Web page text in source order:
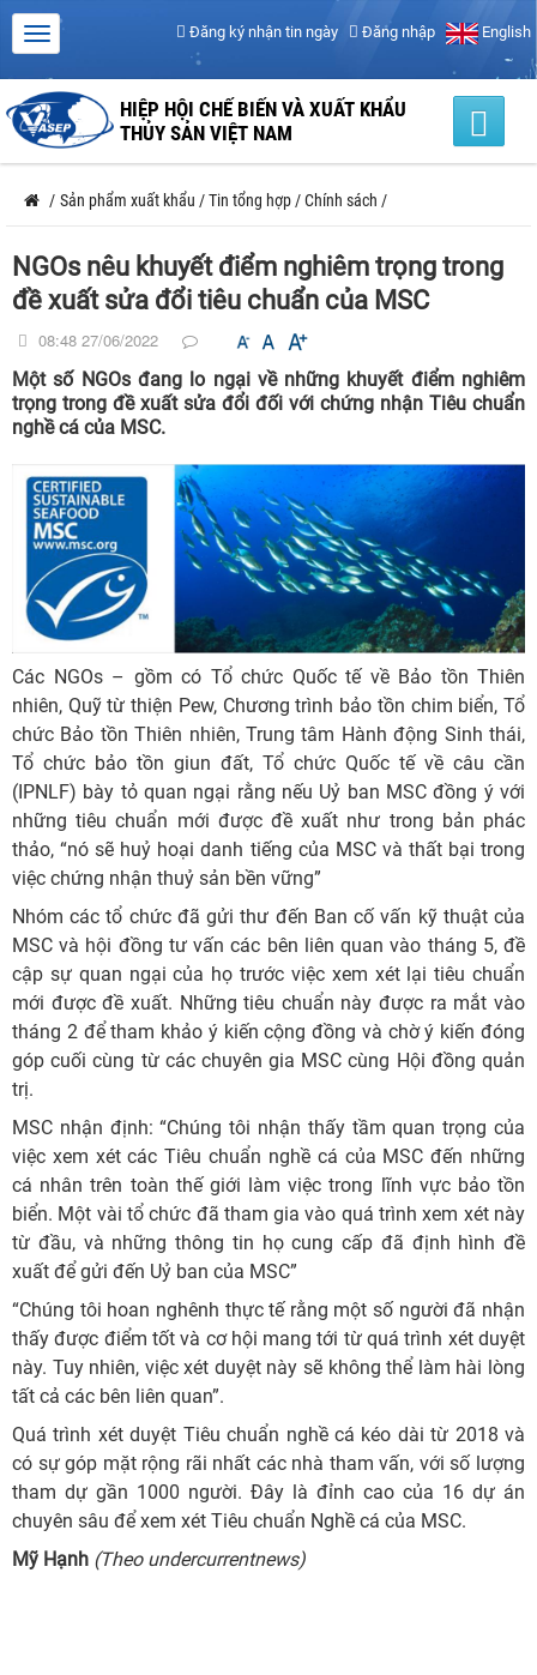
Đăng ký nhận tin ngày Đăng nhập English
HIỆP HỘI CHẾ BIẾN VÀ XUẤT KHẨU
THỦY SẢN VIỆT NAM
/ Sản phẩm xuất khẩu /Tin tổng hợp /Chính sách /
NGOs nêu khuyết điểm nghiêm trọng trong
đề xuất sửa đổi tiêu chuẩn của MSC
08:48 27/06/2022
Một số NGOs đang lo ngại về những khuyết điểm nghiêm
trọng trong đề xuất sửa đổi đối với chứng nhận Tiêu chuẩn
nghề cá của MSC.
Các NGOs – gồm có Tổ chức Quốc tế về Bảo tồn Thiên
nhiên, Quỹ từ thiện Pew, Chương trình bảo tồn chim biển, Tổ
chức Bảo tồn Thiên nhiên, Trung tâm Hành động Sinh thái,
Tổ chức bảo tồn giun đất, Tổ chức Quốc tế về câu cần
(IPNLF) bày tỏ quan ngại rằng nếu Uỷ ban MSC đồng ý với
những tiêu chuẩn mới được đề xuất như trong bản phác
thảo, “nó sẽ huỷ hoại danh tiếng của MSC và thất bại trong
việc chứng nhận thuỷ sản bền vững”
Nhóm các tổ chức đã gửi thư đến Ban cố vấn kỹ thuật của
MSC và hội đồng tư vấn các bên liên quan vào tháng 5, đề
cập sự quan ngại của họ trước việc xem xét lại tiêu chuẩn
mới được đề xuất. Những tiêu chuẩn này được ra mắt vào
tháng 2 để tham khảo ý kiến ​​cộng đồng và chờ ý kiến ​​đóng
góp cuối cùng từ các chuyên gia MSC cùng Hội đồng quản
trị.
MSC nhận định: “Chúng tôi nhận thấy tầm quan trọng của
việc xem xét các Tiêu chuẩn nghề cá của MSC đến những
cá nhân trên toàn thế giới làm việc trong lĩnh vực bảo tồn
biển. Một vài tổ chức đã tham gia vào quá trình xem xét này
từ đầu, và những thông tin họ cung cấp đã định hình đề
xuất để gửi đến Uỷ ban của MSC”
“Chúng tôi hoan nghênh thực tế rằng một số người đã nhận
thấy được điểm tốt và cơ hội mang tới từ quá trình xét duyệt
này. Tuy nhiên, việc xét duyệt này sẽ không thể làm hài lòng
tất cả các bên liên quan”.
Quá trình xét duyệt Tiêu chuẩn nghề cá kéo dài từ 2018 và
có sự góp mặt rộng rãi nhất các nhà tham vấn, với số lượng
tham dự gần 1000 người. Đây là đỉnh cao của 16 dự án
chuyên sâu để xem xét Tiêu chuẩn Nghề cá của MSC.
Mỹ Hạnh (Theo undercurrentnews)